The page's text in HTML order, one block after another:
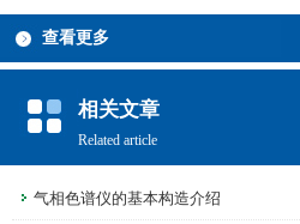
查看更多
相关文章
Related article
气相色谱仪的基本构造介绍